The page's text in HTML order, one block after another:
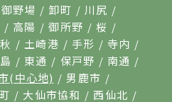
御野場 卸町
川尻
高陽 御所野
桜
土崎港 手形
寺内
東通 保戸野
南通
(中心地)
男鹿市
大仙市協和 西仙北